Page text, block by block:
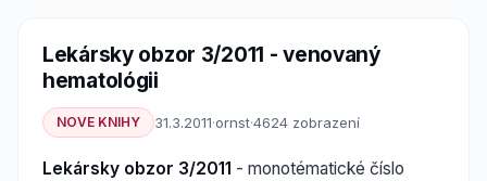
Lekársky obzor 3/2011 - venovaný
hematológii
NOVE KNIHY 31.3.2011·ornst·4624 zobrazení
Lekársky obzor 3/2011 - monotématické číslo